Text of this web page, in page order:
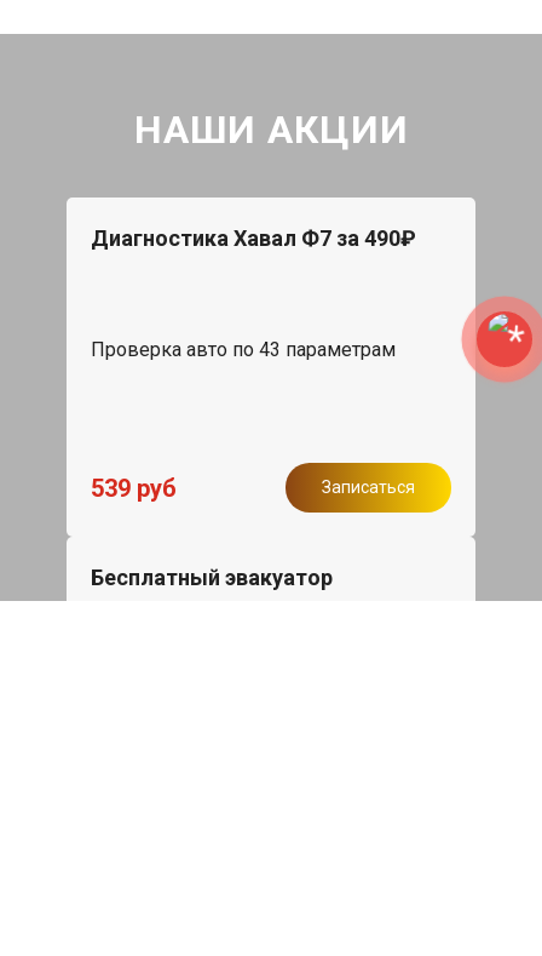
НАШИ АКЦИИ
Диагностика Хавал Ф7 за 490₽
Проверка авто по 43 параметрам
539 руб Записаться
Бесплатный эвакуатор